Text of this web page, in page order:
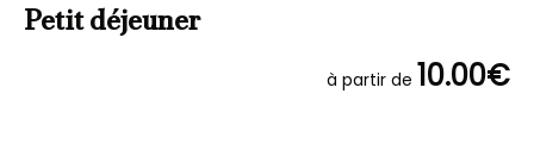
Petit déjeuner
à partir de 10.00€